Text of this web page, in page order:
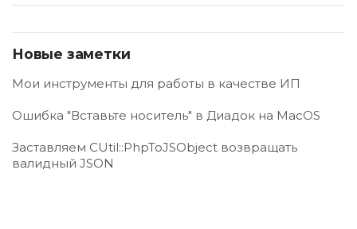
Новые заметки
Мои инструменты для работы в качестве ИП
Ошибка "Вставьте носитель" в Диадок на MacOS
Заставляем CUtil::PhpToJSObject возвращать
валидный JSON